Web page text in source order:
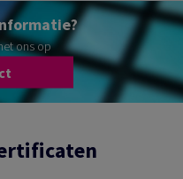
ons op